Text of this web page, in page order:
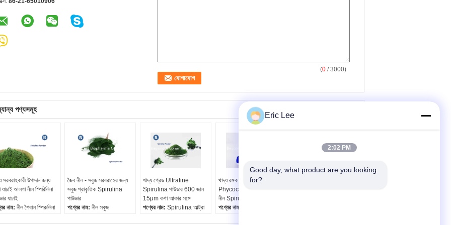
(0 / 3000)
পণ্যসমূহ
সরবরাহকারী উপাদান জন্য
যাচাই আলগা নীল স্পিরিলিনা
যাচাই
নাম: নীল শৈবাল স্পিরুলিনা
জৈব নীল - সবুজ সরবরাহের জন্য
সবুজ প্রাকৃতিক Spirulina
পাউডার
পণ্যের নাম:নীল সবুজ
খাদ্য গ্রেড Ultrafine
Spirulina পাউডার 600 জাল
15μm কণা আকার সঙ্গে
পণ্যের নাম: Spirulina আল্ট্রা
খাদ্য রঙ্গক তরল
Phycocyanin E30 জন্য
নীল Spirulina তরল নির্যাস
পণ্যের নাম:
Eric Lee
2:02 PM
Good day, what product are you looking
for?